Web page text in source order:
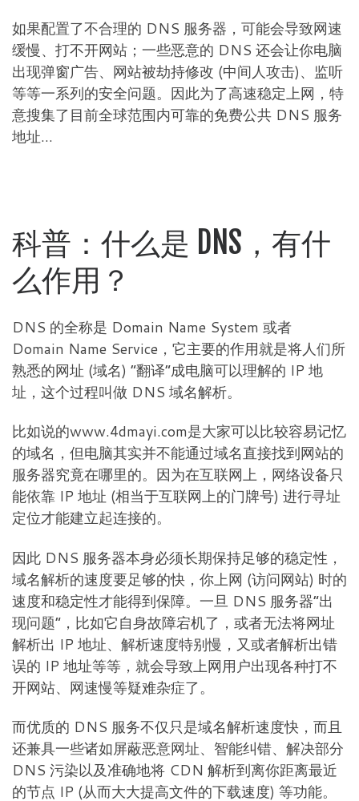
如果配置了不合理的 DNS 服务器，可能会导致网速
缓慢、打不开网站；一些恶意的 DNS 还会让你电脑
出现弹窗广告、网站被劫持修改 (中间人攻击)、监听
等等一系列的安全问题。因此为了高速稳定上网，特
意搜集了目前全球范围内可靠的免费公共 DNS 服务
地址…
科普：什么是 DNS，有什
么作用？
DNS 的全称是 Domain Name System 或者
Domain Name Service，它主要的作用就是将人们所
熟悉的网址 (域名) “翻译”成电脑可以理解的 IP 地
址，这个过程叫做 DNS 域名解析。
比如说的www.4dmayi.com是大家可以比较容易记忆
的域名，但电脑其实并不能通过域名直接找到网站的
服务器究竟在哪里的。因为在互联网上，网络设备只
能依靠 IP 地址 (相当于互联网上的门牌号) 进行寻址
定位才能建立起连接的。
因此 DNS 服务器本身必须长期保持足够的稳定性，
域名解析的速度要足够的快，你上网 (访问网站) 时的
速度和稳定性才能得到保障。一旦 DNS 服务器“出
现问题”，比如它自身故障宕机了，或者无法将网址
解析出 IP 地址、解析速度特别慢，又或者解析出错
误的 IP 地址等等，就会导致上网用户出现各种打不
开网站、网速慢等疑难杂症了。
而优质的 DNS 服务不仅只是域名解析速度快，而且
还兼具一些诸如屏蔽恶意网址、智能纠错、解决部分
DNS 污染以及准确地将 CDN 解析到离你距离最近
的节点 IP (从而大大提高文件的下载速度) 等功能。